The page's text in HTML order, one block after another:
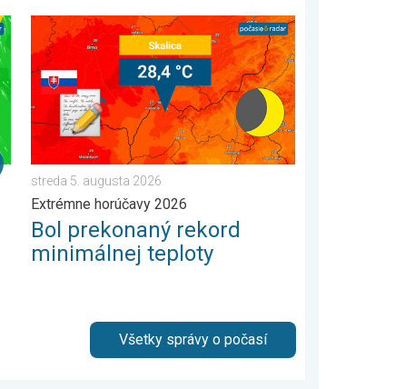
litrov dažďa. . . sobota 25. júla 2026
Bol prekonaný rekord minimálnej teploty. Extrémne
streda 5. augusta 2026
Extrémne horúčavy 2026
Bol prekonaný rekord
minimálnej teploty
Všetky správy o počasí